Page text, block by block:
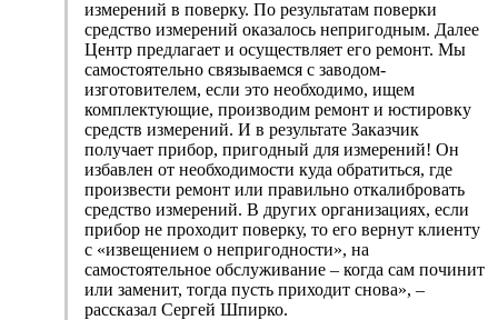
измерений в поверку. По результатам поверки
средство измерений оказалось непригодным. Далее
Центр предлагает и осуществляет его ремонт. Мы
самостоятельно связываемся с заводом-
изготовителем, если это необходимо, ищем
комплектующие, производим ремонт и юстировку
средств измерений. И в результате Заказчик
получает прибор, пригодный для измерений! Он
избавлен от необходимости куда обратиться, где
произвести ремонт или правильно откалибровать
средство измерений. В других организациях, если
прибор не проходит поверку, то его вернут клиенту
с «извещением о непригодности», на
самостоятельное обслуживание – когда сам починит
или заменит, тогда пусть приходит снова», –
рассказал Сергей Шпирко.